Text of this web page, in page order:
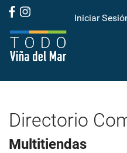
Iniciar
Directorio
Multitiendas